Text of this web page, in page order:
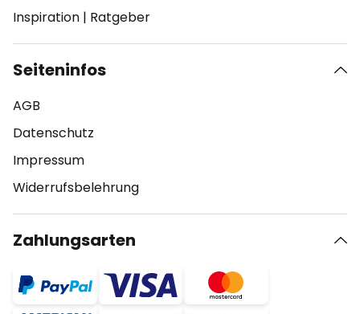
Inspiration | Ratgeber
Seiteninfos
AGB
Datenschutz
Impressum
Widerrufsbelehrung
Zahlungsarten